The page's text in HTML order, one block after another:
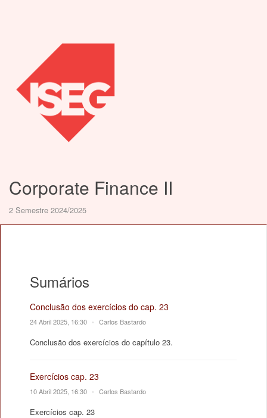
Corporate Finance II
2 Semestre 2024/2025
Sumários
Conclusão dos exercícios do cap. 23
24 Abril 2025, 16:30 • Carlos Bastardo
Conclusão dos exercícios do capítulo 23.
Exercícios cap. 23
10 Abril 2025, 16:30 • Carlos Bastardo
Exercícios cap. 23